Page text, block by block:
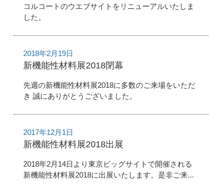
コルコートのウエブサイトをリニューアルいたしま
した。
2018年2月19日
新機能性材料展2018閉幕
先週の新機能性材料展2018に多数のご来場をいただ
き 誠にありがとうございました。
2017年12月1日
新機能性材料展2018出展
2018年2月14日より東京ビッグサイトで開催される
新機能性材料展2018に出展いたします。是非ご来...